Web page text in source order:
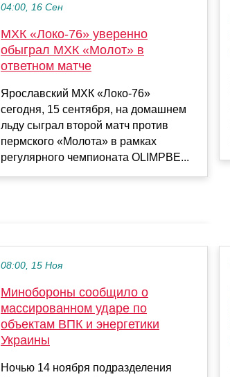
04:00, 16 Сен
МХК «Локо-76» уверенно
обыграл МХК «Молот» в
ответном матче
Ярославский МХК «Локо-76»
сегодня, 15 сентября, на домашнем
льду сыграл второй матч против
пермского «Молота» в рамках
регулярного чемпионата OLIMPBE...
08:00, 15 Ноя
Минобороны сообщило о
массированном ударе по
объектам ВПК и энергетики
Украины
Ночью 14 ноября подразделения